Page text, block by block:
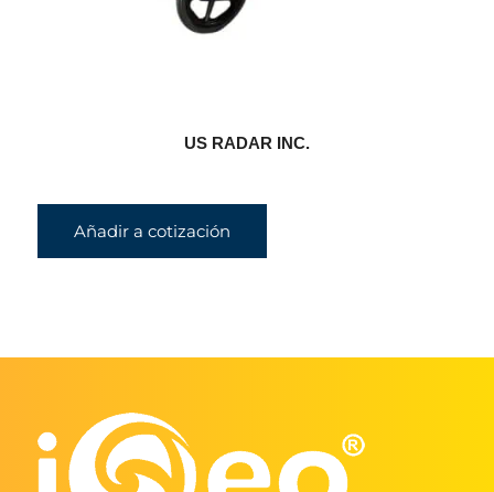
US RADAR INC.
Añadir a cotización